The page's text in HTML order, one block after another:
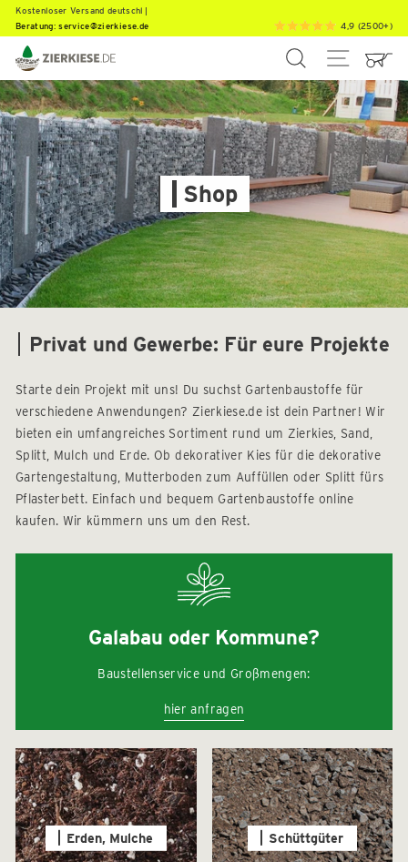
Direkt
zum
Inhalt
Koste|
Beratung:service@zierkiese.de 4,9 (2500+)
SUCHE
Shop
Privat und Gewerbe: Für eure Projekte
Starte dein Projekt mit uns! Du suchst Gartenbaustoffe für
verschiedene Anwendungen? Zierkiese.de ist dein Partner! Wir
bieten ein umfangreiches Sortiment rund um Zierkies, Sand,
Splitt, Mulch und Erde. Ob dekorativer Kies für die dekorative
Gartengestaltung, Mutterboden zum Auffüllen oder Splitt fürs
Pflasterbett. Einfach und bequem Gartenbaustoffe online
kaufen. Wir kümmern uns um den Rest.
Galabau oder Kommune?
Baustellenservice und Großmengen:
hier anfragen
Erden, Mulche Schüttgüter